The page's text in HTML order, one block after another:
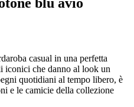
casual in una perfetta
iconici che danno al look un
quotidiani al tempo libero, è
e le camicie della collezione